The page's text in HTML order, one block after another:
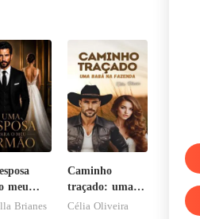
meu
Brianes
Caminho
traçado: uma
babá na
Célia Oliveira